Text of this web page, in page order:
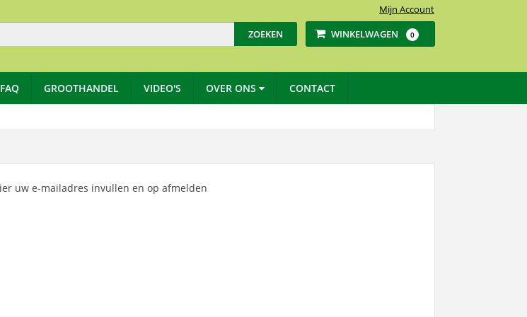
Mijn Account
WINKELWAGEN
0
FAQ GROOTHANDEL VIDEO'S OVER ONS CONTACT
uw e-mailadres invullen en op afmelden